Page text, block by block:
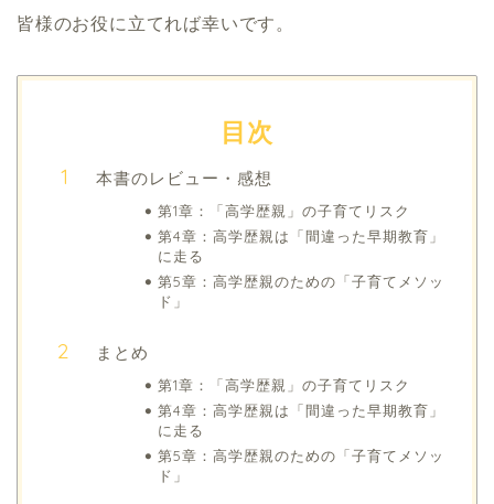
皆様のお役に立てれば幸いです。
目次
本書のレビュー・感想
第1章：「高学歴親」の子育てリスク
第4章：高学歴親は「間違った早期教育」
に走る
第5章：高学歴親のための「子育てメソッ
ド」
まとめ
第1章：「高学歴親」の子育てリスク
第4章：高学歴親は「間違った早期教育」
に走る
第5章：高学歴親のための「子育てメソッ
ド」